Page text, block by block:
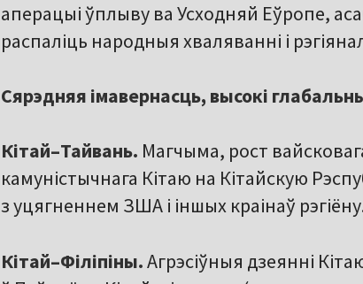
аперацыі ўплыву ва Усходняй Еўропе,
распаліць народныя хваляванні і
Сярэдняя імавернасць, высокі
Кітай–Тайвань. Магчыма, рост
камуністычнага Кітаю на Кітайскую
з уцягненнем ЗША і іншых краінаў
Кітай–Філіпіны.Агрэсіўныя дзеянні